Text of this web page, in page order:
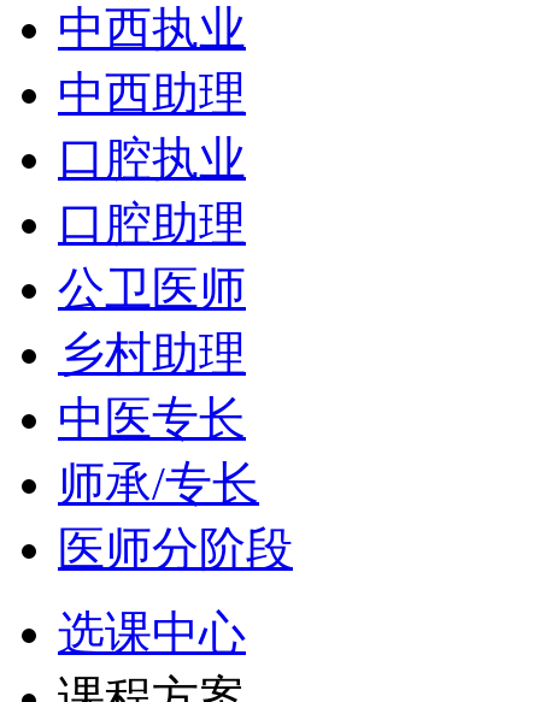
中西执业
中西助理
口腔执业
口腔助理
公卫医师
乡村助理
中医专长
师承/专长
医师分阶段
选课中心